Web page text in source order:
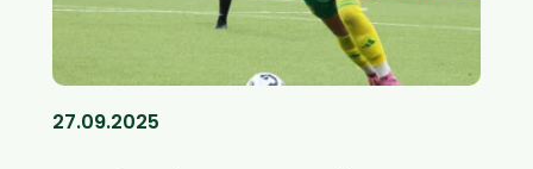
27.09.2025